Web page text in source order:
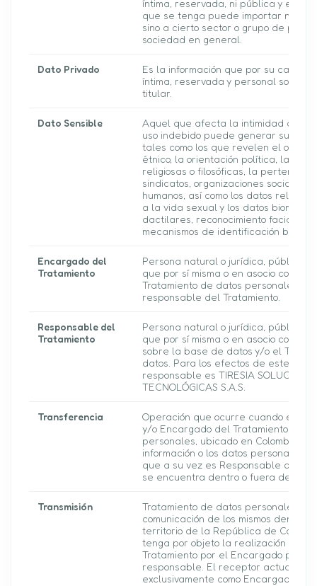
íntima, reservada, ni pública y el
que se tenga puede importar no
sino a cierto sector o grupo de
sociedad en general.
Dato Privado
Es la información que por su
íntima, reservada y personal solo le
titular.
Dato Sensible
Aquel que afecta la intimidad del
uso indebido puede generar su
tales como los que revelen el origen
étnico, la orientación política, las
religiosas o filosóficas, la
sindicatos, organizaciones sociales,
humanos, así como los datos
a la vida sexual y los datos
dactilares, reconocimiento facial u
mecanismos de identificación
Encargado del
Tratamiento
Persona natural o jurídica, pública o
que por sí misma o en asocio con
Tratamiento de datos personales
responsable del Tratamiento.
Responsable del
Tratamiento
Persona natural o jurídica, pública o
que por sí misma o en asocio con
sobre la base de datos y/o el
datos. Para los efectos de este
responsable es TIRESIA
TECNOLÓGICAS S.A.S.
Transferencia
Operación que ocurre cuando el
y/o Encargado del Tratamiento de
personales, ubicado en Colombia,
información o los datos personales
que a su vez es Responsable del
se encuentra dentro o fuera del
Transmisión
Tratamiento de datos personales
comunicación de los mismos dentro
territorio de la República de
tenga por objeto la realización de un
Tratamiento por el Encargado por
responsable. El receptor actuará
exclusivamente como Encargado.